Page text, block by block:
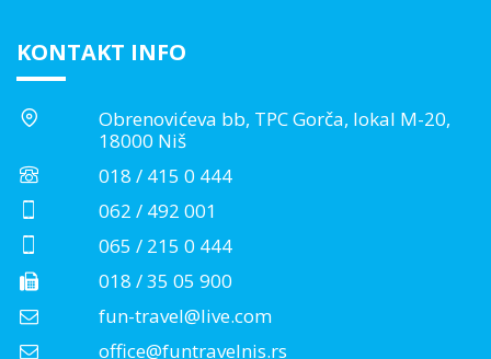
KONTAKT INFO
Obrenovićeva bb, TPC Gorča, lokal M-20,
18000 Niš
018 / 415 0 444
062 / 492 001
065 / 215 0 444
018 / 35 05 900
fun-travel@live.com
office@funtravelnis.rs